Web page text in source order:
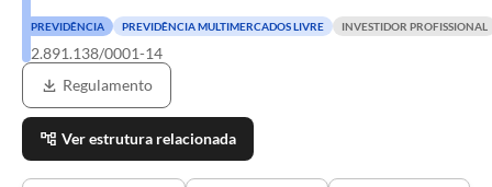
PREVIDÊNCIA PREVIDÊNCIA MULTIMERCADOS LIVRE INVESTIDOR PROFISSIONAL
32.891.138/0001-14
Regulamento
Ver estrutura relacionada